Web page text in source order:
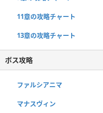
11章の攻略チャート
13章の攻略チャート
ボス攻略
ファルシアニマ
マナスヴィン